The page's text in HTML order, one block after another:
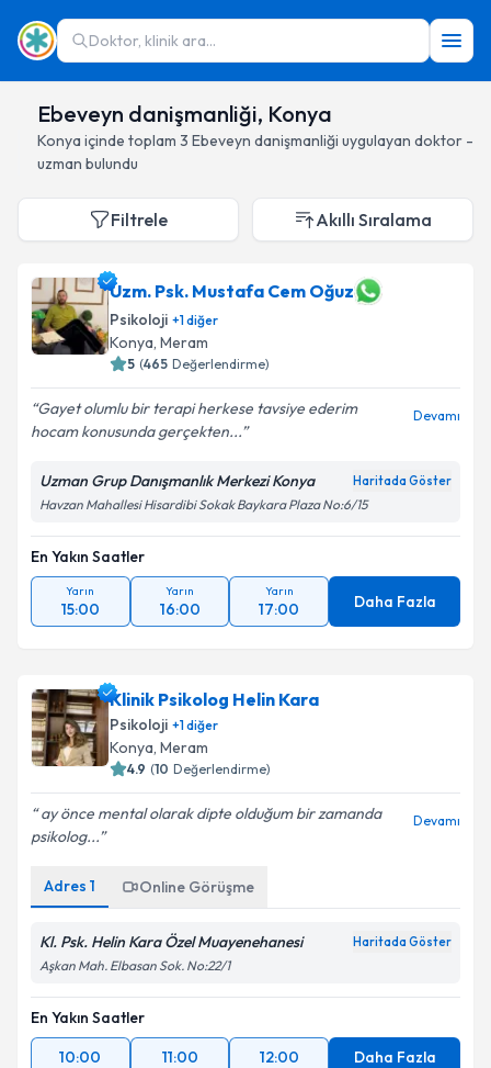
Doktor, klinik ara...
Ebeveyn danişmanliği, Konya
Konya içinde toplam 3 Ebeveyn danişmanliği uygulayan doktor -
uzman bulundu
Filtrele Akıllı Sıralama
Uzm. Psk. Mustafa Cem Oğuz
Psikoloji +1diğer
Konya, Meram
5 (465 Değerlendirme)
Gayet olumlu bir terapi herkese tavsiye ederim
hocam konusunda gerçekten...
Devamı
Uzman Grup Danışmanlık Merkezi Konya Haritada Göster
Havzan Mahallesi Hisardibi Sokak Baykara Plaza No:6/15
En Yakın Saatler
Yarın
15:00
Yarın
16:00
Yarın
17:00 Daha Fazla
Klinik Psikolog Helin Kara
Psikoloji +1diğer
Konya, Meram
4.9 (10 Değerlendirme)
ay önce mental olarak dipte olduğum bir zamanda
psikolog...
Devamı
Adres 1 Online Görüşme
Kl. Psk. Helin Kara Özel Muayenehanesi Haritada Göster
Aşkan Mah. Elbasan Sok. No:22/1
En Yakın Saatler
10:00
11:00 12:00 Daha Fazla